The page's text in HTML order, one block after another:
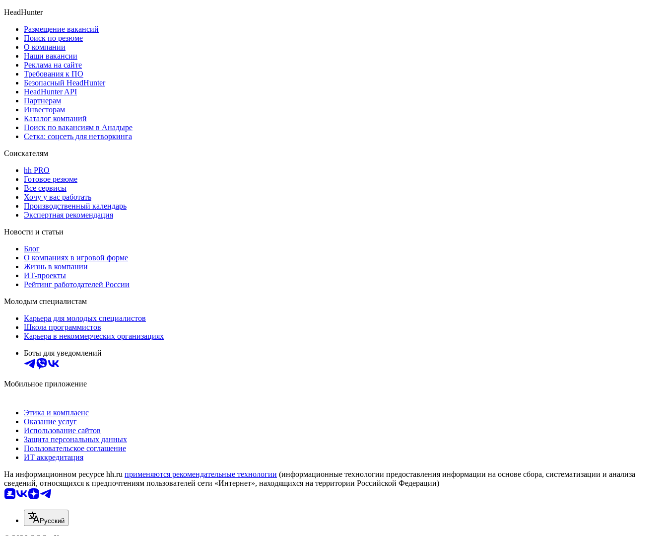
HeadHunter
Размещение вакансий
Поиск по резюме
О компании
Наши вакансии
Реклама на сайте
Требования к ПО
Безопасный HeadHunter
HeadHunter API
Партнерам
Инвесторам
Каталог компаний
Поиск по вакансиям в Анадыре
Сетка: соцсеть для нетворкинга
Соискателям
hh PRO
Готовое резюме
Все сервисы
Хочу у вас работать
Производственный календарь
Экспертная рекомендация
Новости и статьи
Блог
О компаниях в игровой форме
Жизнь в компании
ИТ-проекты
Рейтинг работодателей России
Молодым специалистам
Карьера для молодых специалистов
Школа программистов
Карьера в некоммерческих организациях
Боты для уведомлений
Мобильное приложение
Этика и комплаенс
Оказание услуг
Использование сайтов
Защита персональных данных
Пользовательское соглашение
ИТ аккредитация
На информационном ресурсе hh.ru применяются рекомендательные технологии (информационные технологии предоставления информации на основе сбора, систематизации и анализа
сведений, относящихся к предпочтениям пользователей сети «Интернет», находящихся на территории Российской Федерации)
Русский